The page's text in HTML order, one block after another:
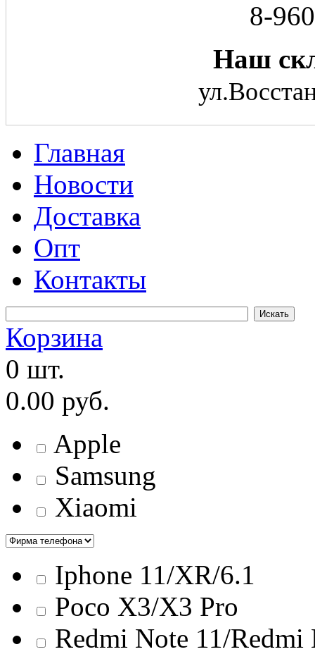
8-
Наш
Главная
Новости
Доставка
Опт
Контакты
Корзина
0 шт.
0.00 руб.
Apple
Samsung
Xiaomi
Iphone 11/ХR/6.1
Poco X3/X3 Pro
Redmi Note 11/Redmi